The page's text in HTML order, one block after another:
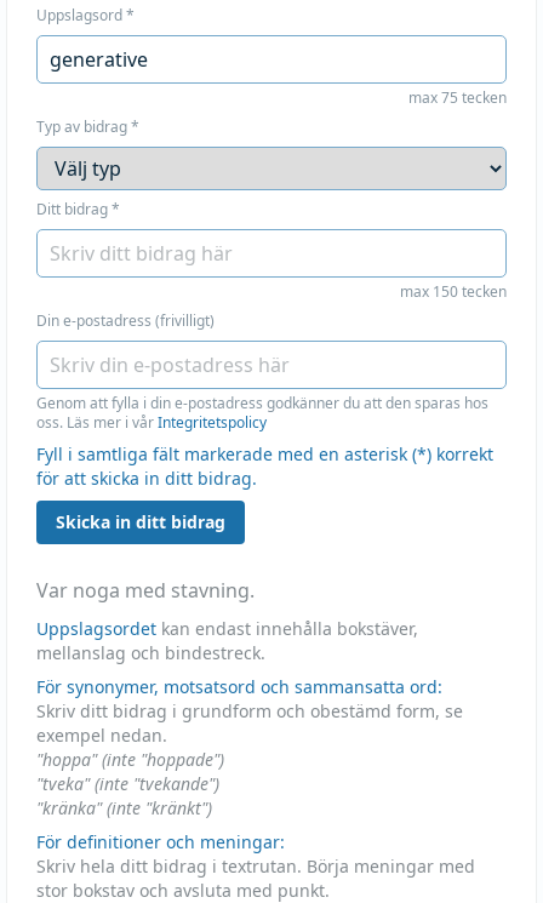
Uppslagsord*
max 75 tecken
Typ av bidrag*
Ditt bidrag*
max 150 tecken
Din e-postadress (frivilligt)
Genom att fylla i din e-postadress godkänner du att den sparas hos
oss. Läs mer i vårIntegritetspolicy
Fyll i samtliga fält markerade med en asterisk (*) korrekt
för att skicka in ditt bidrag.
Skicka in ditt bidrag
Var noga med stavning.
Uppslagsordet kan endast innehålla bokstäver,
mellanslag och bindestreck.
För synonymer, motsatsord och sammansatta ord:
Skriv ditt bidrag i grundform och obestämd form, se
exempel nedan.
"hoppa" (inte "hoppade")
"tveka" (inte "tvekande")
"kränka" (inte "kränkt")
För definitioner och meningar:
Skriv hela ditt bidrag i textrutan. Börja meningar med
stor bokstav och avsluta med punkt.